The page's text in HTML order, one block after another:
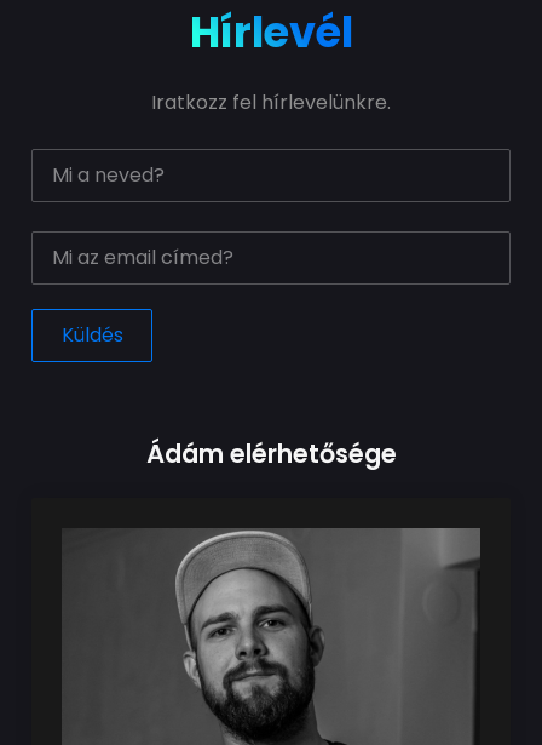
Hírlevél
Iratkozz fel hírlevelünkre.
Ádám elérhetősége